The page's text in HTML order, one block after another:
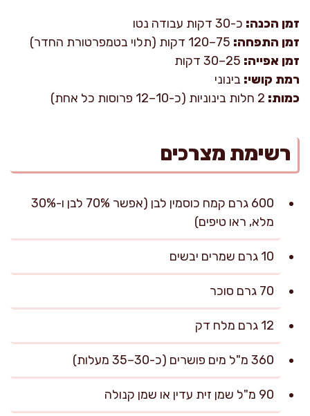
זמן הכנה: כ-30 דקות עבודה נטו
זמן התפחה:
זמן אפייה:
רמת קושי: בינוני
כמות:
רשימת מצרכים
600 גרם קמח כוסמין לבן (אפשר 70% לבן ו-30%
מלא, ראו טיפים)
10 גרם שמרים יבשים
70 גרם סוכר
12 גרם מלח דק
360 מ"ל מים פושרים (כ-30–35 מעלות)
90 מ"ל שמן זית עדין או שמן קנולה